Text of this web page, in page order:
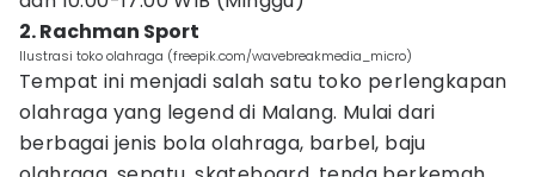
2. Rachman Sport
Ilustrasi toko olahraga (freepik.com/wavebreakmedia_micro)
Tempat ini menjadi salah satu toko perlengkapan
olahraga yang legend di Malang. Mulai dari
berbagai jenis bola olahraga, barbel, baju